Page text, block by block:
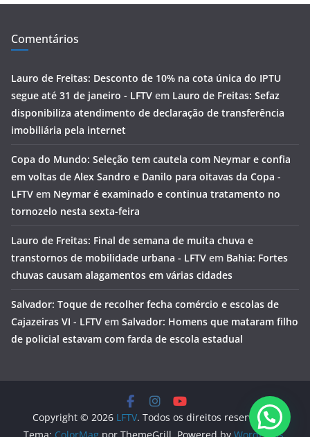
Comentários
Lauro de Freitas: Desconto de 10% na cota única do IPTU
segue até 31 de janeiro - LFTV em Lauro de Freitas: Sefaz
disponibiliza atendimento de declaração de transferência
imobiliária pela internet
Copa do Mundo: Seleção tem cautela com Neymar e confia
em voltas de Alex Sandro e Danilo para oitavas da Copa -
LFTV em Neymar é examinado e continua tratamento no
tornozelo nesta sexta-feira
Lauro de Freitas: Final de semana de muita chuva e
transtornos de mobilidade urbana - LFTV em Bahia: Fortes
chuvas causam alagamentos em várias cidades
Salvador: Toque de recolher fecha comércio e escolas de
Cajazeiras VI - LFTV em Salvador: Homens que mataram filho
de policial estavam com farda de escola estadual
Copyright © 2026 LFTV. Todos os direitos reservados.